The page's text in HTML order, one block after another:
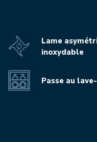
Lame
inoxydable
Passe au